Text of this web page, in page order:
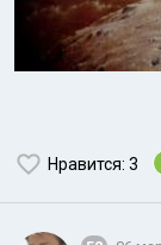
Нравится: 3